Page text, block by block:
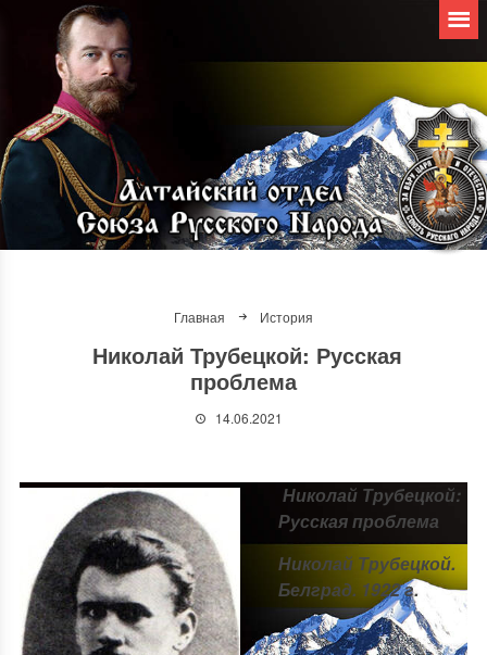
Главная История
Николай Трубецкой: Русская
проблема
14.06.2021
Николай Трубецкой:
Русская проблема
Николай Трубецкой.
Белград. 1922 г.